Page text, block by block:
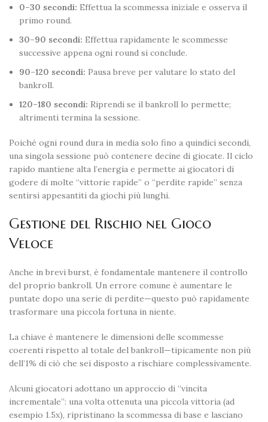
0–30 secondi: Effettua la scommessa iniziale e osserva il
primo round.
30–90 secondi: Effettua rapidamente le scommesse
successive appena ogni round si conclude.
90–120 secondi: Pausa breve per valutare lo stato del
bankroll.
120–180 secondi: Riprendi se il bankroll lo permette;
altrimenti termina la sessione.
Poiché ogni round dura in media solo fino a quindici secondi,
una singola sessione può contenere decine di giocate. Il ciclo
rapido mantiene alta l’energia e permette ai giocatori di
godere di molte “vittorie rapide” o “perdite rapide” senza
sentirsi appesantiti da giochi più lunghi.
Gestione del Rischio nel Gioco
Veloce
Anche in brevi burst, è fondamentale mantenere il controllo
del proprio bankroll. Un errore comune è aumentare le
puntate dopo una serie di perdite—questo può rapidamente
trasformare una piccola fortuna in niente.
La chiave è mantenere le dimensioni delle scommesse
coerenti rispetto al totale del bankroll—tipicamente non più
dell’1% di ciò che sei disposto a rischiare complessivamente.
Alcuni giocatori adottano un approccio di “vincita
incrementale”: una volta ottenuta una piccola vittoria (ad
esempio 1.5x), ripristinano la scommessa di base e lasciano